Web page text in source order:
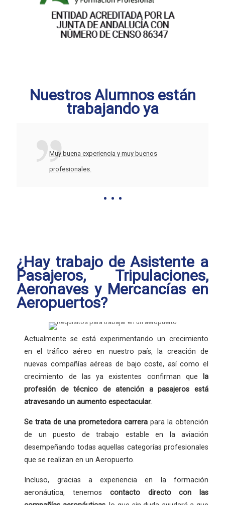
Nuestros Alumnos están
trabajando ya
Muy buena experiencia y muy buenos
profesionales.
¿Hay trabajo de Asistente a
Pasajeros, Tripulaciones,
Aeronaves y Mercancías en
Aeropuertos?
Actualmente se está experimentando un crecimiento
en el tráfico aéreo en nuestro país, la creación de
nuevas compañías aéreas de bajo coste, así como el
crecimiento de las ya existentes confirman que
la
profesión
de técnico de atención a pasajeros está
atravesando un aumento espectacular.
Se trata de unaprometedora carrera para la obtención
de un puesto de trabajo estable en la aviación
desempeñando todas aquellas categorías profesionales
que se realizan en un Aeropuerto.
Incluso, gracias a experiencia en la formación
aeronáutica, tenemos contacto directo con las